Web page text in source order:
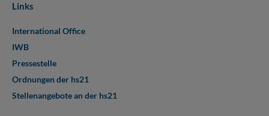
Links
International Office
IWB
Pressestelle
Ordnungen der hs21
Stellenangebote an der hs21